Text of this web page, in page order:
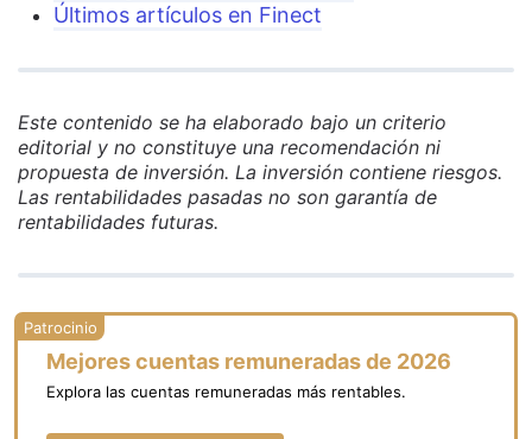
Últimos artículos en Finect
Este contenido se ha elaborado bajo un criterio
editorial y no constituye una recomendación ni
propuesta de inversión. La inversión contiene riesgos.
Las rentabilidades pasadas no son garantía de
rentabilidades futuras.
Mejores cuentas remuneradas de 2026
Explora las cuentas remuneradas más rentables.